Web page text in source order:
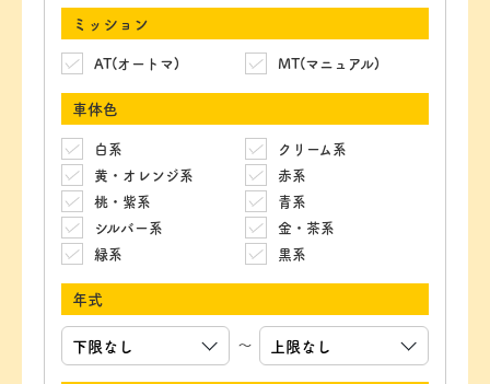
ミッション
AT(オートマ) MT(マニュアル)
車体色
白系
クリーム系
黄・オレンジ系
赤系
桃・紫系
青系
シルバー系
金・茶系
緑系
黒系
年式
～